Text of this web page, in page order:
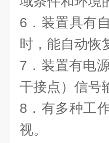
6．装置具有
时，能自动恢
7．装置有电
干接点）信号
8．有多种工
视。